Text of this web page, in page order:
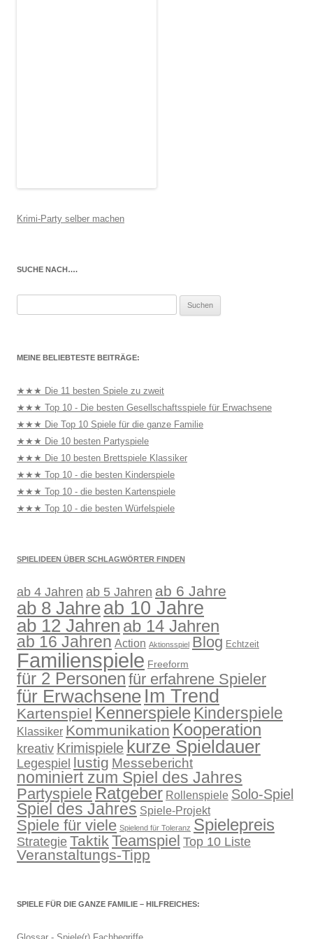
Krimi-Party selber machen
SUCHE NACH….
MEINE BELIEBTESTE BEITRÄGE:
★★★ Die 11 besten Spiele zu zweit
★★★ Top 10 - Die besten Gesellschaftsspiele für Erwachsene
★★★ Die Top 10 Spiele für die ganze Familie
★★★ Die 10 besten Partyspiele
★★★ Die 10 besten Brettspiele Klassiker
★★★ Top 10 - die besten Kinderspiele
★★★ Top 10 - die besten Kartenspiele
★★★ Top 10 - die besten Würfelspiele
SPIELIDEEN ÜBER SCHLAGWÖRTER FINDEN
ab 4 Jahren ab 5 Jahren ab 6 Jahre
ab 8 Jahreab 10 Jahre
ab 12 Jahren ab 14 Jahren
ab 16 Jahren Action Aktionsspiel Blog Echtzeit
Familienspiele Freeform
für 2 Personen für erfahrene Spieler
für Erwachsene Im Trend
Kartenspiel Kennerspiele Kinderspiele
Klassiker Kommunikation Kooperation
kreativ Krimispiele kurze Spieldauer
Legespiel lustig Messebericht
nominiert zum Spiel des Jahres
Partyspiele Ratgeber Rollenspiele Solo-Spiel
Spiel des Jahres Spiele-Projekt
Spiele für viele Spielend für Toleranz Spielepreis
StrategieTaktik Teamspiel Top 10 Liste
Veranstaltungs-Tipp
SPIELE FÜR DIE GANZE FAMILIE – HILFREICHES: